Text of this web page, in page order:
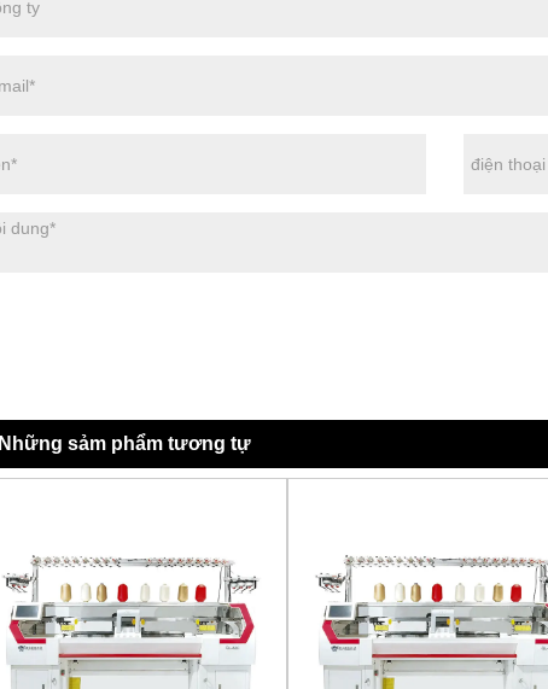
Những sảm phẩm tương tự